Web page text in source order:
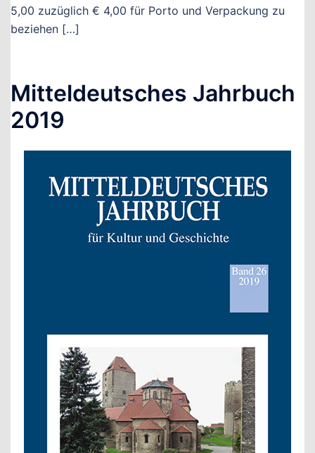
5,00 zuzüglich € 4,00 für Porto und Verpackung zu
beziehen […]
Mitteldeutsches Jahrbuch
2019